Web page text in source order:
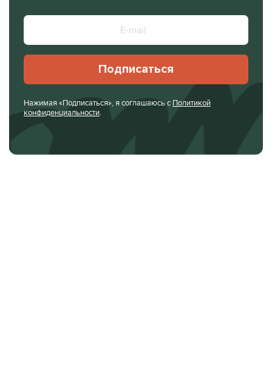
Подписаться
Нажимая «Подписаться», я соглашаюсь с Политикой
конфиденциальности.